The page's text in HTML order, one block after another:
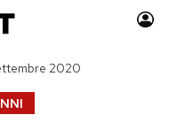
2020